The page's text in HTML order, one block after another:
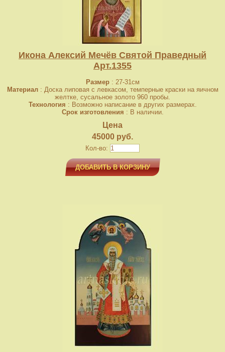
Икона Алексий Мечёв Святой Праведный
Арт.1355
Размер: 27-31см
Материал: Доска липовая с левкасом, темперные краски на яичном
желтке, сусальное золото 960 пробы.
Технология : Возможно написание в других размерах.
Срок изготовления : В наличии.
Цена
45000 руб.
Кол-во:
ДОБАВИТЬ В КОРЗИНУ